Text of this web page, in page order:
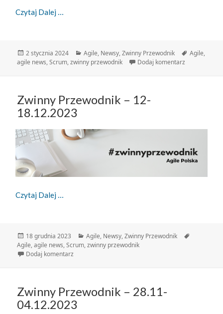
Czytaj Dalej
Data
publikacji
2 stycznia 2024 Kategorie
Agile, Newsy,Zwinny Przewodnik Tagi
Agile,
agile news,Scrum,zwinny przewodnik Dodaj komentarz
Zwinny Przewodnik – 12-
18.12.2023
Czytaj Dalej
Data
publikacji
18 grudnia 2023 Kategorie
Agile, Newsy,Zwinny Przewodnik
Agile,agile news,Scrum,zwinny przewodnik
Dodaj komentarz
Zwinny Przewodnik – 28.11-
04.12.2023